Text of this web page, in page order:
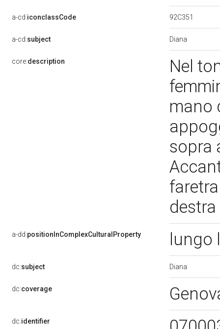
a-cd:iconclassCode 92C351
a-cd:subject Diana
core:description
Nel
mano
sopra
destra
a-dd:positionInComplexCulturalProperty lungo
dc:subject Diana
dc:coverage
dc:identifier